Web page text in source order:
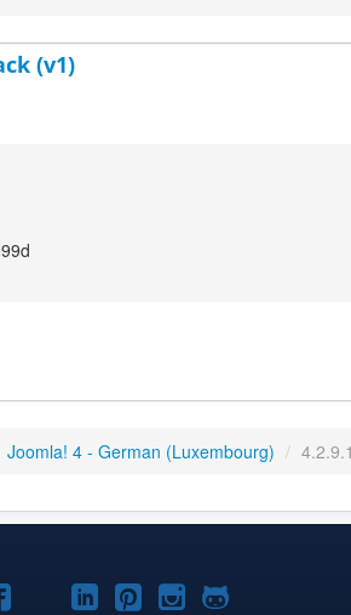
(v1)
Joomla! 4 - German (Luxembourg) /
Joomla!Joomla!
Joomla!Joomla!
Joomla!Joomla!